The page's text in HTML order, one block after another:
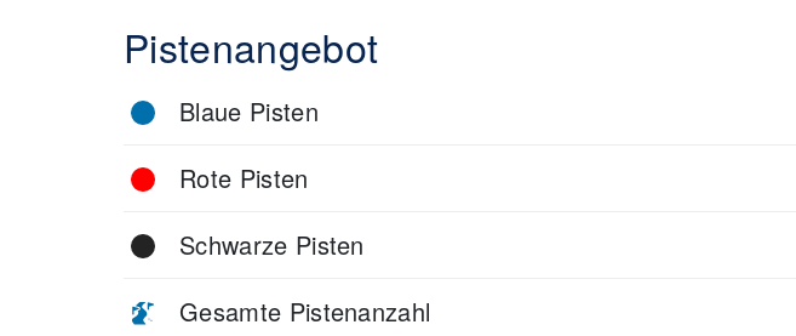
Pistenangebot
Blaue Pisten
Rote Pisten
Schwarze Pisten
Gesamte Pistenanzahl